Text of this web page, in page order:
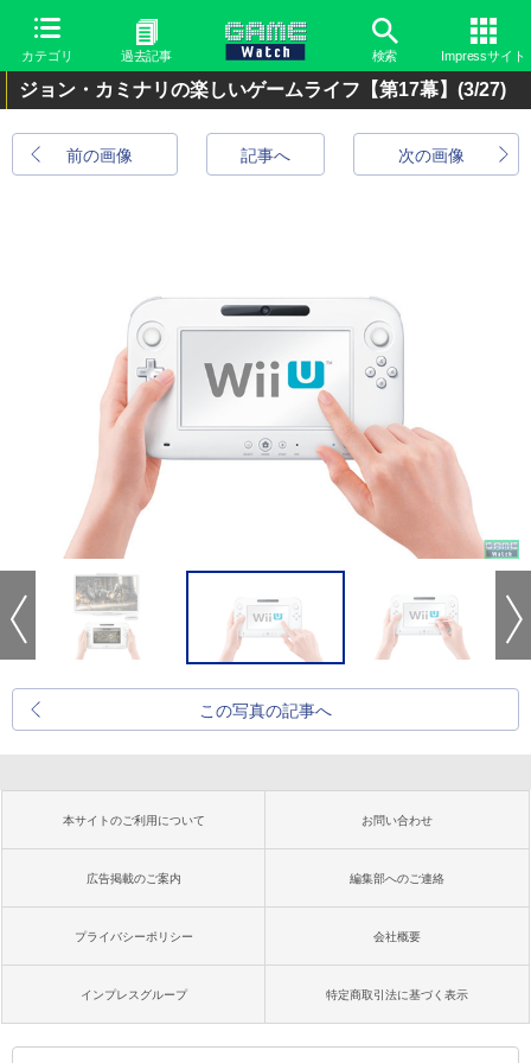
カテゴリ 過去記事 検索 Impressサイト
ジョン・カミナリの楽しいゲームライフ【第17幕】 (3/27)
前の画像 次の画像
記事へ
この写真の記事へ
本サイトのご利用について お問い合わせ
広告掲載のご案内 編集部へのご連絡
プライバシーポリシー 会社概要
インプレスグループ 特定商取引法に基づく表示